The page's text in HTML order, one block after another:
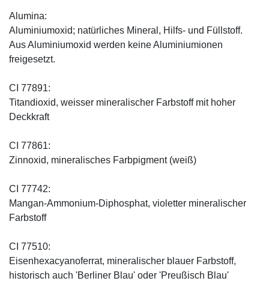
Alumina:
Aluminiumoxid; natürliches Mineral, Hilfs- und Füllstoff.
Aus Aluminiumoxid werden keine Aluminiumionen
freigesetzt.
CI 77891:
Titandioxid, weisser mineralischer Farbstoff mit hoher
Deckkraft
CI 77861:
Zinnoxid, mineralisches Farbpigment (weiß)
CI 77742:
Mangan-Ammonium-Diphosphat, violetter mineralischer
Farbstoff
CI 77510:
Eisenhexacyanoferrat, mineralischer blauer Farbstoff,
historisch auch 'Berliner Blau' oder 'Preußisch Blau'